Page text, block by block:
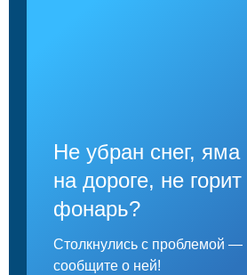
Не убран снег, яма
на дороге, не горит
фонарь?
Столкнулись с проблемой —
сообщите о ней!